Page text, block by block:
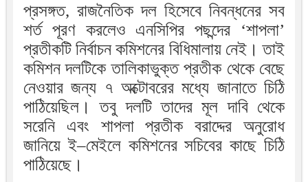
প্রসঙ্গত, রাজনৈতিক দল হিসেবে নিবন্ধনের সব
শর্ত পূরণ করলেও এনসিপির পছন্দের ‘শাপলা’
প্রতীকটি নির্বাচন কমিশনের বিধিমালায় নেই। তাই
কমিশন দলটিকে তালিকাভুক্ত প্রতীক থেকে বেছে
নেওয়ার জন্য ৭ অক্টোবরের মধ্যে জানাতে চিঠি
পাঠিয়েছিল। তবু দলটি তাদের মূল দাবি থেকে
সরেনি এবং শাপলা প্রতীক বরাদ্দের অনুরোধ
জানিয়ে ই–মেইলে কমিশনের সচিবের কাছে চিঠি
পাঠিয়েছে।